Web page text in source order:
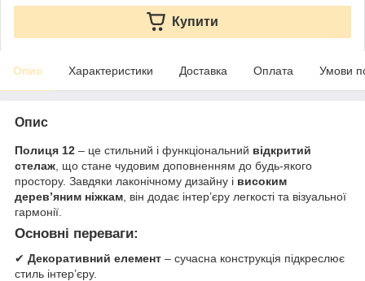
Купити
Опис Характеристики Доставка Оплата Умови
Опис
Полиця 12 – це стильний і функціональний відкритий
стелаж , що стане чудовим доповненням до будь-якого
простору. Завдяки лаконічному дизайну і високим
дерев’яним ніжкам , він додає інтер’єру легкості та візуальної
гармонії.
Основні переваги:
✔ Декоративний елемент – сучасна конструкція підкреслює
стиль інтер’єру.